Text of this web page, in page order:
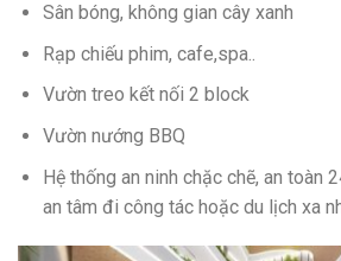
Sân bóng, không gian cây xanh
Rạp chiếu phim, cafe,spa..
Vườn treo kết nối 2 block
Vườn nướng BBQ
Hệ thống an ninh chặc chẽ, an toàn
an tâm đi công tác hoặc du lịch xa